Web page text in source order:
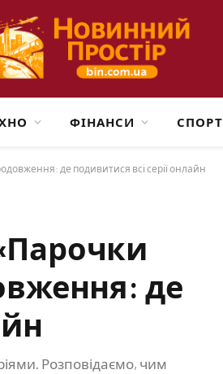
ФІНАНСИ СПОРТ
де подивитися всі серії онлайн
де
Розповідаємо, чим